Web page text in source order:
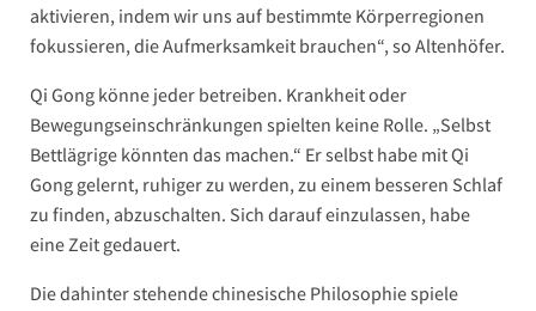
aktivieren, indem wir uns auf bestimmte Körperregionen
fokussieren, die Aufmerksamkeit brauchen“, so Altenhöfer.
Qi Gong könne jeder betreiben. Krankheit oder
Bewegungseinschränkungen spielten keine Rolle. „Selbst
Bettlägrige könnten das machen.“ Er selbst habe mit Qi
Gong gelernt, ruhiger zu werden, zu einem besseren Schlaf
zu finden, abzuschalten. Sich darauf einzulassen, habe
eine Zeit gedauert.
Die dahinter stehende chinesische Philosophie spiele